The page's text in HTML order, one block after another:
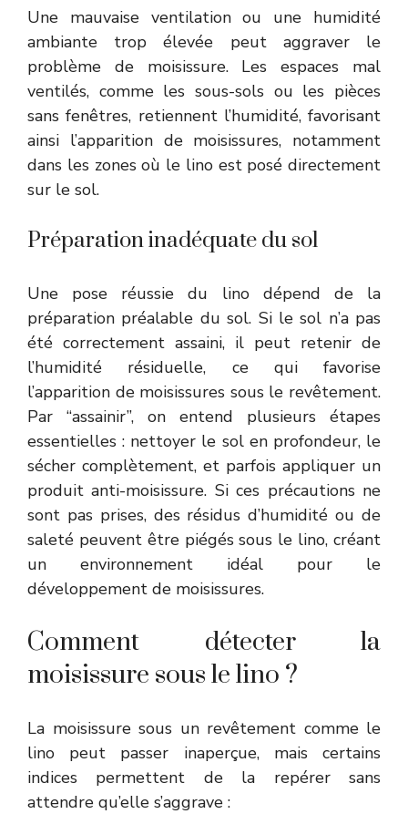
Une mauvaise ventilation ou une humidité
ambiante trop élevée peut aggraver le
problème de moisissure. Les espaces mal
ventilés, comme les sous-sols ou les pièces
sans fenêtres, retiennent l’humidité, favorisant
ainsi l’apparition de moisissures, notamment
dans les zones où le lino est posé directement
sur le sol.
Préparation inadéquate du sol
Une pose réussie du lino dépend de la
préparation préalable du sol. Si le sol n’a pas
été correctement assaini, il peut retenir de
l’humidité résiduelle, ce qui favorise
l’apparition de moisissures sous le revêtement.
Par “assainir”, on entend plusieurs étapes
essentielles : nettoyer le sol en profondeur, le
sécher complètement, et parfois appliquer un
produit anti-moisissure. Si ces précautions ne
sont pas prises, des résidus d’humidité ou de
saleté peuvent être piégés sous le lino, créant
un environnement idéal pour le
développement de moisissures.
Comment détecter la
moisissure sous le lino ?
La moisissure sous un revêtement comme le
lino peut passer inaperçue, mais certains
indices permettent de la repérer sans
attendre qu’elle s’aggrave :